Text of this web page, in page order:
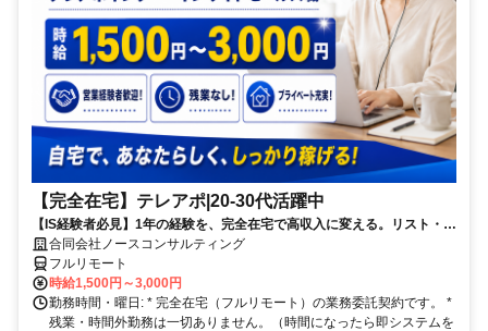
【完全在宅】テレアポ|20-30代活躍中
【IS経験者必見】1年の経験を、完全在宅で高収入に変える。リスト・ス
クリプト完備でブランクがあっても安心スタート！ 「私のスキル、在宅
ならもっと活きる」 コールセンターの出勤やシフトの縛りから解放され
て、自分のペースで効率よくアポ獲得！ 【微経験でも大歓迎】テレア
ポ・ISの基礎が分かっていれば大丈夫。法人向けSaaSやIT商材など、売
りやすい環境が整っています！
合同会社ノースコンサルティング
フルリモート
時給1,500円～3,000円
勤務時間・曜日: * 完全在宅（フルリモート）の業務委託契約です。 *
残業・時間外勤務は一切ありません。（時間になったら即システムを